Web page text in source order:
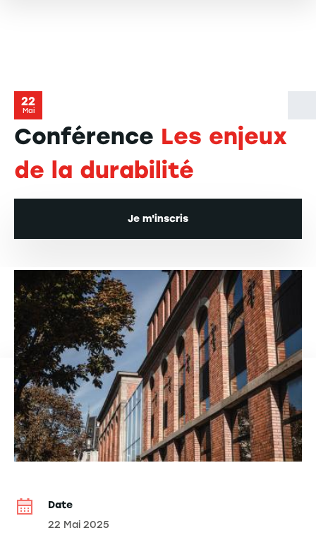
22
Mai
Conférence Les enjeux
de la durabilité
Je m'inscris
Date
22 Mai 2025